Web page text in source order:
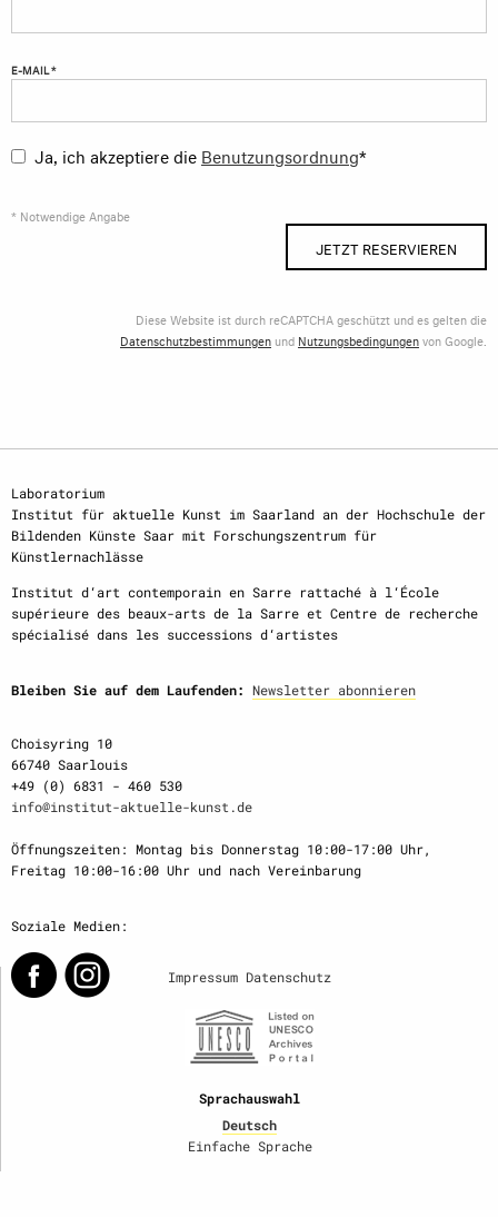
E-MAIL *
Ja, ich akzeptiere die Benutzungsordnung*
* Notwendige Angabe
JETZT RESERVIEREN
Diese Website ist durch reCAPTCHA geschützt und es gelten die
Datenschutzbestimmungen und Nutzungsbedingungenvon Google.
Laboratorium
Institut für aktuelle Kunst im Saarland an der Hochschule der
Bildenden Künste Saar mit Forschungszentrum für
Künstlernachlässe
Institut d‘art contemporain en Sarre rattaché à l‘École
supérieure des beaux-arts de la Sarre et Centre de recherche
spécialisé dans les successions d‘artistes
Bleiben Sie auf dem Laufenden: Newsletter abonnieren
Choisyring 10
66740 Saarlouis
+49 (0) 6831 - 460 530
info@institut-aktuelle-kunst.de
Öffnungszeiten: Montag bis Donnerstag 10:00-17:00 Uhr,
Freitag 10:00-16:00 Uhr und nach Vereinbarung
Soziale Medien:
Impressum Datenschutz
Sprachauswahl
Deutsch
Einfache Sprache